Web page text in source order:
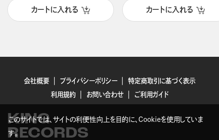
カートに入れる カートに入れる
会社概要 プライバシーポリシー
特定商取引に基づく表示
利用規約
お問い合わせ ご利用ガイド
KING
RECORDS
このサイトでは、サイトの利便性向上を目的に、Cookieを使用していま
す。